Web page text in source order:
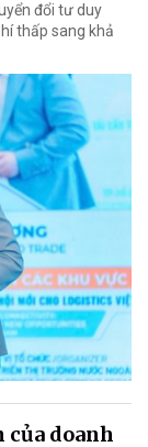
đổi tư duy
thấp sang khả
của doanh